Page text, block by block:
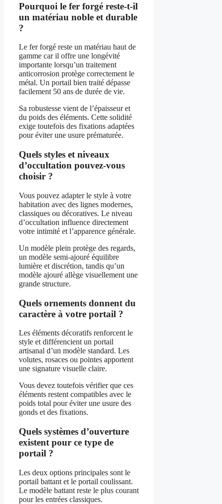
Pourquoi le fer forgé reste-t-il
un matériau noble et durable
?
Le fer forgé reste un matériau haut de
gamme car il offre une longévité
importante lorsqu’un traitement
anticorrosion protège correctement le
métal. Un portail bien traité dépasse
facilement 50 ans de durée de vie.
Sa robustesse vient de l’épaisseur et
du poids des éléments. Cette solidité
exige toutefois des fixations adaptées
pour éviter une usure prématurée.
Quels styles et niveaux
d’occultation pouvez-vous
choisir ?
Vous pouvez adapter le style à votre
habitation avec des lignes modernes,
classiques ou décoratives. Le niveau
d’occultation influence directement
votre intimité et l’apparence générale.
Un modèle plein protège des regards,
un modèle semi-ajouré équilibre
lumière et discrétion, tandis qu’un
modèle ajouré allège visuellement une
grande structure.
Quels ornements donnent du
caractère à votre portail ?
Les éléments décoratifs renforcent le
style et différencient un portail
artisanal d’un modèle standard. Les
volutes, rosaces ou pointes apportent
une signature visuelle claire.
Vous devez toutefois vérifier que ces
éléments restent compatibles avec le
poids total pour éviter une usure des
gonds et des fixations.
Quels systèmes d’ouverture
existent pour ce type de
portail ?
Les deux options principales sont le
portail battant et le portail coulissant.
Le modèle battant reste le plus courant
pour les entrées classiques.